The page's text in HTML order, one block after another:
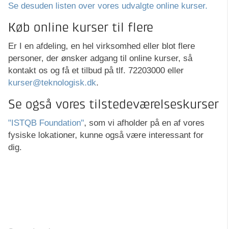
Se desuden listen over vores udvalgte online kurser.
Køb online kurser til flere
Er I en afdeling, en hel virksomhed eller blot flere
personer, der ønsker adgang til online kurser, så
kontakt os og få et tilbud på tlf. 72203000 eller
kurser@teknologisk.dk.
Se også vores tilstedeværelseskurser
"ISTQB Foundation", som vi afholder på en af vores
fysiske lokationer, kunne også være interessant for
dig.